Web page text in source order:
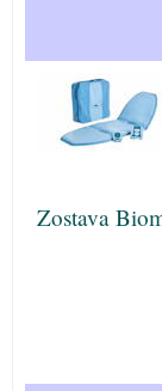
Zostava